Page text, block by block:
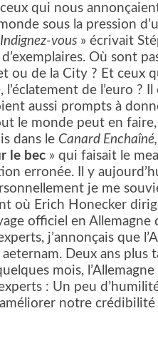
qui nous
sous la pression
Indignez-vous » écrivait
Où sont
ou de la City ? Et ceux
de l’euro ? Il
aussi prompts à
le monde peut en
dans le Canard Enchaîné,
le bec » qui faisait le
erronée. Il y
je me
où Erich Honecker
officiel en Allemagne
j’annonçais que
Deux ans plus
mois,
: Un peu
notre crédibilité